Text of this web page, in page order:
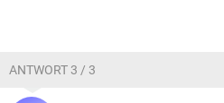
ANTWORT 3 / 3